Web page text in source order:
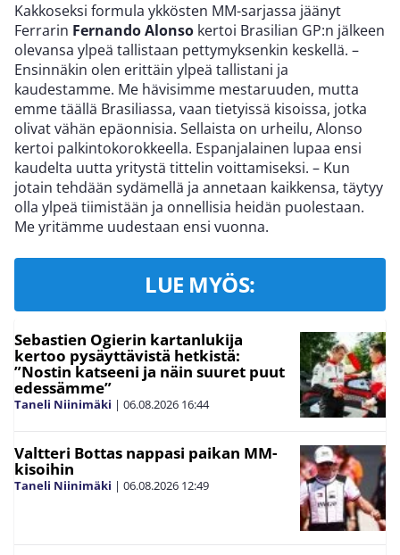
Kakkoseksi formula ykkösten MM-sarjassa jäänyt
Ferrarin Fernando Alonso kertoi Brasilian GP:n jälkeen
olevansa ylpeä tallistaan pettymyksenkin keskellä. –
Ensinnäkin olen erittäin ylpeä tallistani ja
kaudestamme. Me hävisimme mestaruuden, mutta
emme täällä Brasiliassa, vaan tietyissä kisoissa, jotka
olivat vähän epäonnisia. Sellaista on urheilu, Alonso
kertoi palkintokorokkeella. Espanjalainen lupaa ensi
kaudelta uutta yritystä tittelin voittamiseksi. – Kun
jotain tehdään sydämellä ja annetaan kaikkensa, täytyy
olla ylpeä tiimistään ja onnellisia heidän puolestaan.
Me yritämme uudestaan ensi vuonna.
LUE MYÖS:
Sebastien Ogierin kartanlukija
kertoo pysäyttävistä hetkistä:
”Nostin katseeni ja näin suuret puut
edessämme”
Taneli Niinimäki | 06.08.2026 16:44
Valtteri Bottas nappasi paikan MM-
kisoihin
Taneli Niinimäki | 06.08.2026 12:49